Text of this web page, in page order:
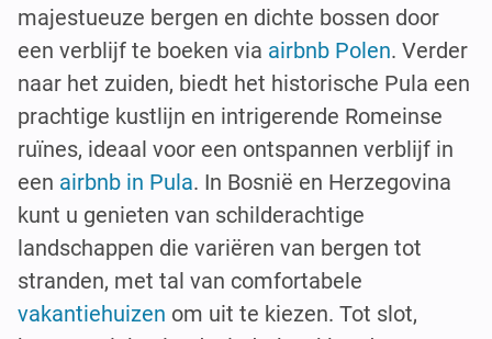
majestueuze bergen en dichte bossen door
een verblijf te boeken via airbnb Polen. Verder
naar het zuiden, biedt het historische Pula een
prachtige kustlijn en intrigerende Romeinse
ruïnes, ideaal voor een ontspannen verblijf in
een airbnb in Pula. In Bosnië en Herzegovina
kunt u genieten van schilderachtige
landschappen die variëren van bergen tot
stranden, met tal van comfortabele
vakantiehuizen om uit te kiezen. Tot slot,